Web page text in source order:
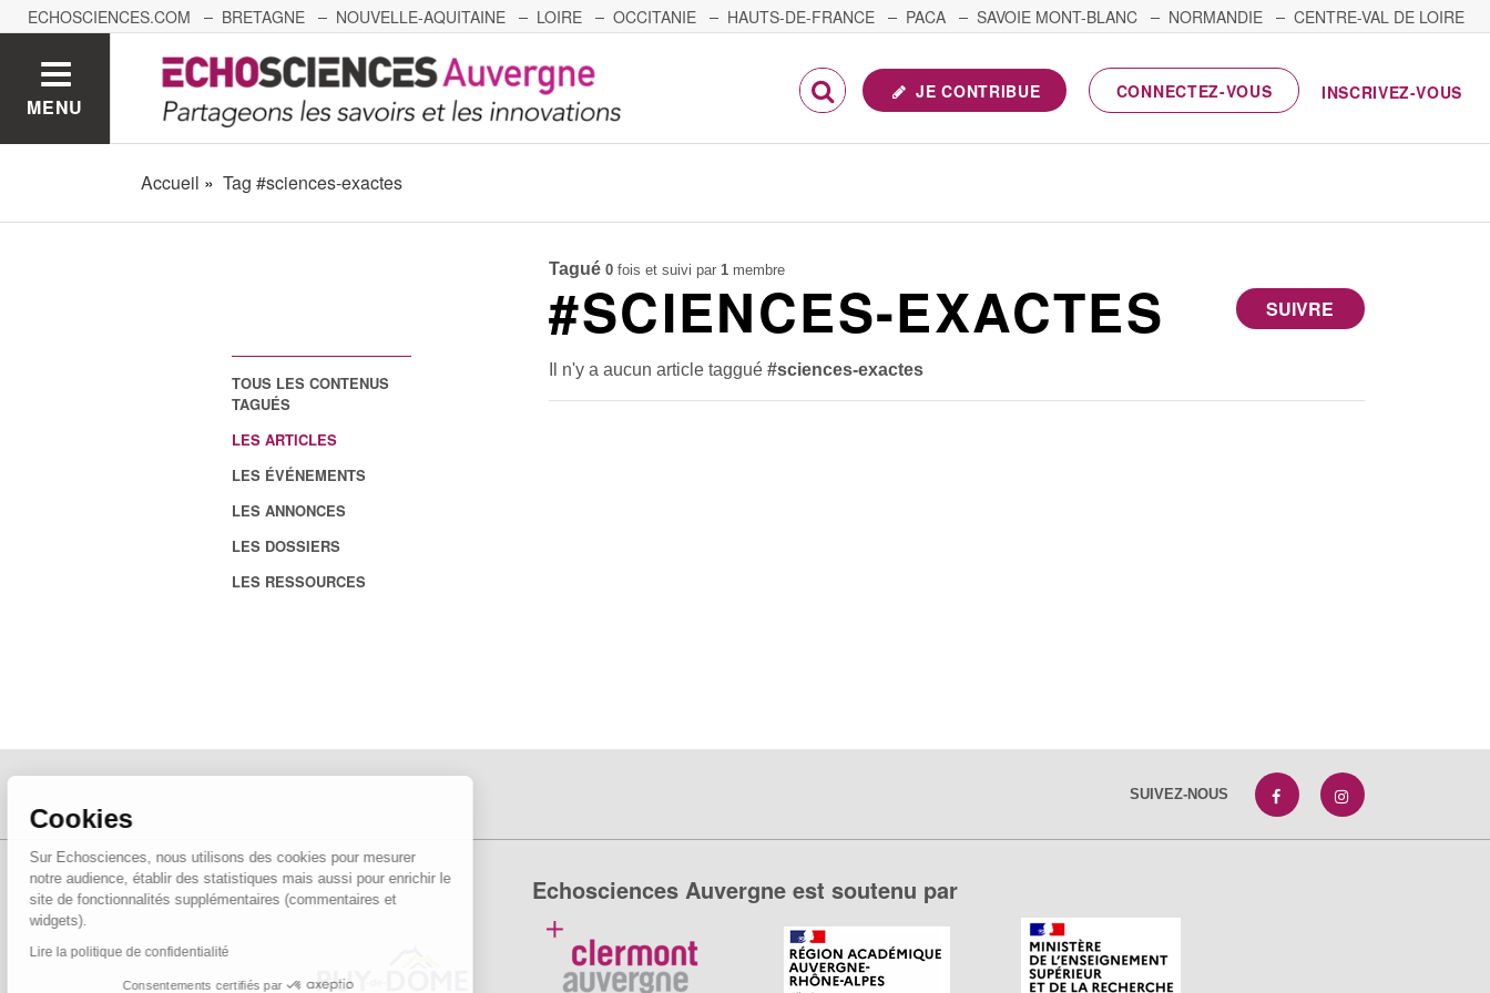
Cookies
Sur Echosciences, nous utilisons des cookies pour mesurer
notre audience, établir des statistiques mais aussi pour enrichir le
site de fonctionnalités supplémentaires (commentaires et
widgets).
Lire la politique de confidentialité
Consentements certifiés par
ECHOSCIENCES.COM BRETAGNE NOUVELLE-AQUITAINE LOIRE OCCITANIE HAUTS-DE-FRANCE PACA SAVOIE MONT-BLANC NORMANDIE
CENTRE-VAL DE LOIRE
GRENOBLE GRAND EST BOURGOGNE-FRANCHE-COMTÉ
MENU
JE CONTRIBUE CONNECTEZ-VOUS INSCRIVEZ-VOUS
Accueil Tag #sciences-exactes
TOUS LES CONTENUS
TAGUÉS
LES ARTICLES
LES ÉVÉNEMENTS
LES ANNONCES
LES DOSSIERS
LES RESSOURCES
Tagué 0 fois et suivi par1 membre
SUIVRE
#SCIENCES-EXACTES
Il n'y a aucun article taggué#sciences-exactes
SUIVEZ-NOUS
Echosciences Auvergne est soutenu par